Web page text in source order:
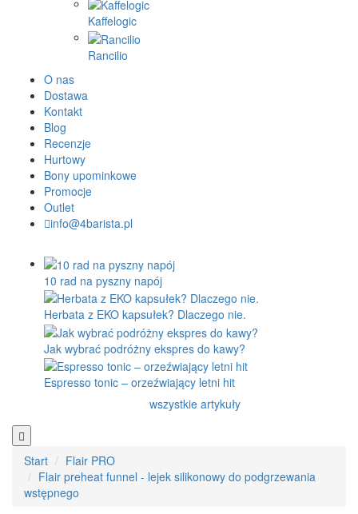
Kaffelogic
Rancilio
O nas
Dostawa
Kontakt
Blog
Recenzje
Hurtowy
Bony upominkowe
Promocje
Outlet
info@4barista.pl
10 rad na pyszny napój
Herbata z EKO kapsułek? Dlaczego nie.
Jak wybrać podróżny ekspres do kawy?
Espresso tonic – orzeźwiający letni hit
wszystkie artykuły
Start
Flair PRO
Flair preheat funnel - lejek silikonowy do podgrzewania
wstępnego